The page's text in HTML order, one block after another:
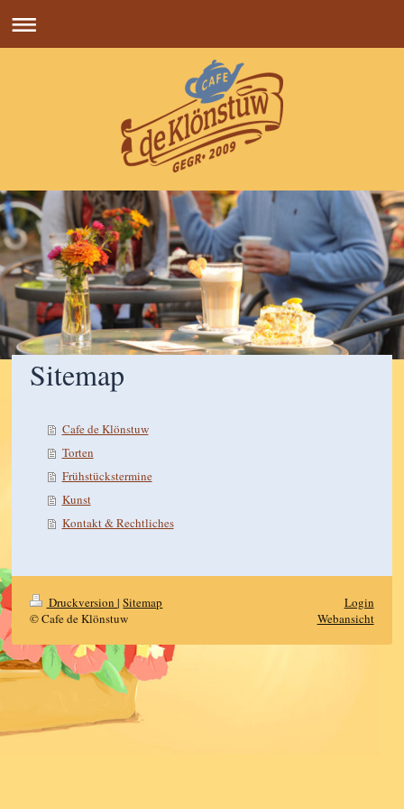
Sitemap
Cafe de Klönstuw
Torten
Frühstückstermine
Kunst
Kontakt & Rechtliches
Druckversion| Sitemap
© Cafe de Klönstuw
Login
Webansicht